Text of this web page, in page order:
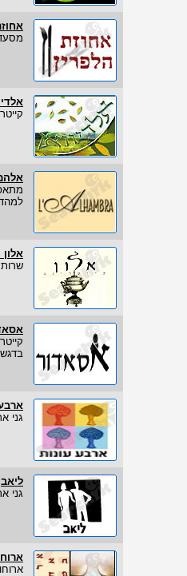
אלון
שרות
בדגש
גני
ליאב
גני